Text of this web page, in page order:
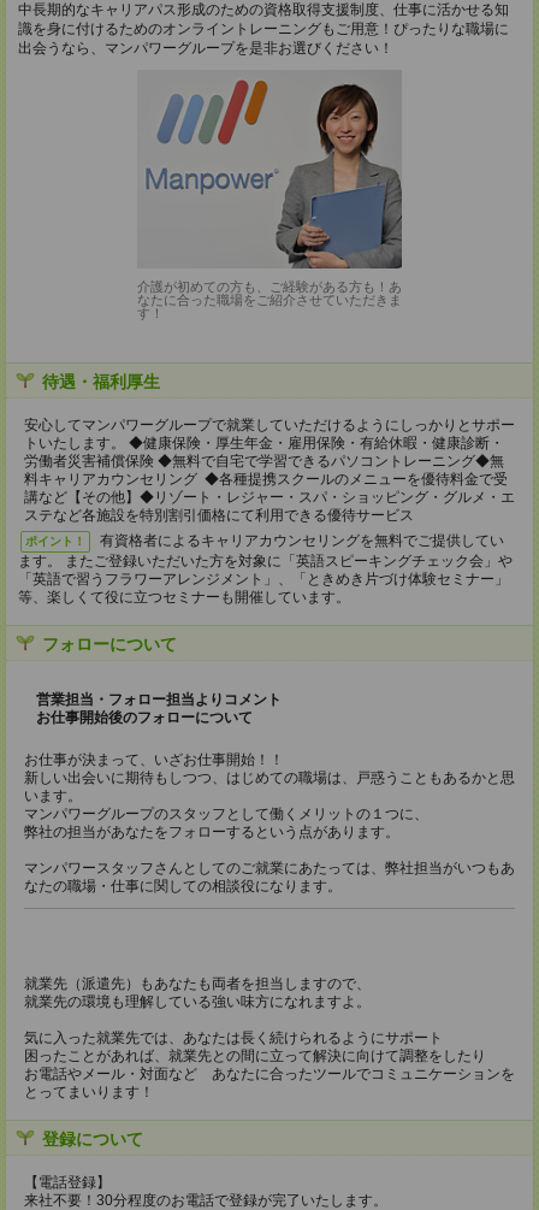
中長期的なキャリアパス形成のための資格取得支援制度、仕事に活かせる知
識を身に付けるためのオンライントレーニングもご用意！ぴったりな職場に
出会うなら、マンパワーグループを是非お選びください！
介護が初めての方も、ご経験がある方も！あ
なたに合った職場をご紹介させていただきま
す！
待遇・福利厚生
安心してマンパワーグループで就業していただけるようにしっかりとサポー
トいたします。 ◆健康保険・厚生年金・雇用保険・有給休暇・健康診断・
労働者災害補償保険 ◆無料で自宅で学習できるパソコントレーニング◆無
料キャリアカウンセリング ◆各種提携スクールのメニューを優待料金で受
講など【その他】◆リゾート・レジャー・スパ・ショッピング・グルメ・エ
ステなど各施設を特別割引価格にて利用できる優待サービス
ポイント！
有資格者によるキャリアカウンセリングを無料でご提供してい
ます。 またご登録いただいた方を対象に「英語スピーキングチェック会」や
「英語で習うフラワーアレンジメント」、「ときめき片づけ体験セミナー」
等、楽しくて役に立つセミナーも開催しています。
フォローについて
営業担当・フォロー担当よりコメント
お仕事開始後のフォローについて
お仕事が決まって、いざお仕事開始！！
新しい出会いに期待もしつつ、はじめての職場は、戸惑うこともあるかと思
います。
マンパワーグループのスタッフとして働くメリットの１つに、
弊社の担当があなたをフォローするという点があります。
マンパワースタッフさんとしてのご就業にあたっては、弊社担当がいつもあ
なたの職場・仕事に関しての相談役になります。
就業先（派遣先）もあなたも両者を担当しますので、
就業先の環境も理解している強い味方になれますよ。
気に入った就業先では、あなたは長く続けられるようにサポート
困ったことがあれば、就業先との間に立って解決に向けて調整をしたり
お電話やメール・対面など あなたに合ったツールでコミュニケーションを
とってまいります！
登録について
【電話登録】
来社不要！30分程度のお電話で登録が完了いたします。